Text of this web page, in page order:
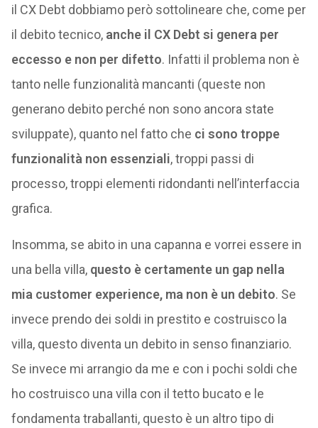
il CX Debt dobbiamo però sottolineare che, come per
il debito tecnico, anche il CX Debt si genera per
eccesso e non per difetto. Infatti il problema non è
tanto nelle funzionalità mancanti (queste non
generano debito perché non sono ancora state
sviluppate), quanto nel fatto che ci sono troppe
funzionalità non essenziali, troppi passi di
processo, troppi elementi ridondanti nell’interfaccia
grafica.
Insomma, se abito in una capanna e vorrei essere in
una bella villa, questo è certamente un gap nella
mia customer experience, ma non è un debito. Se
invece prendo dei soldi in prestito e costruisco la
villa, questo diventa un debito in senso finanziario.
Se invece mi arrangio da me e con i pochi soldi che
ho costruisco una villa con il tetto bucato e le
fondamenta traballanti, questo è un altro tipo di